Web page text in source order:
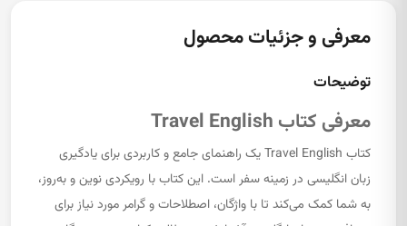
معرفی و جزئیات محصول
توضیحات
معرفی کتاب Travel English
کتاب Travel English یک راهنمای جامع و کاربردی برای یادگیری
زبان انگلیسی در زمینه سفر است. این کتاب با رویکردی نوین و به‌روز،
به شما کمک می‌کند تا با واژگان، اصطلاحات و گرامر مورد نیاز برای